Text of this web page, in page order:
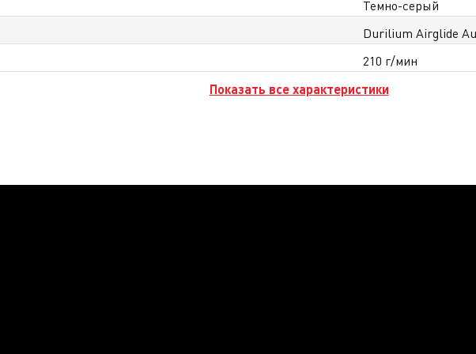
Темно-серый
Durilium Airglide
210 г/мин
Показать все характеристики